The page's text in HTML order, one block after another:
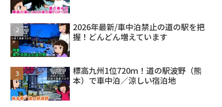
2026年最新/車中泊禁止の道の駅を把
握！どんどん増えています
標高九州1位720ｍ！道の駅波野（熊
本）で車中泊／涼しい宿泊地